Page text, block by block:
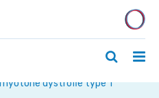
/
Zoeken
/
dystrofie type 1